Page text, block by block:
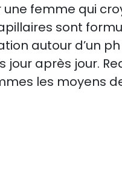
femme qui
sont
autour d’un
jour après jour.
les moyens